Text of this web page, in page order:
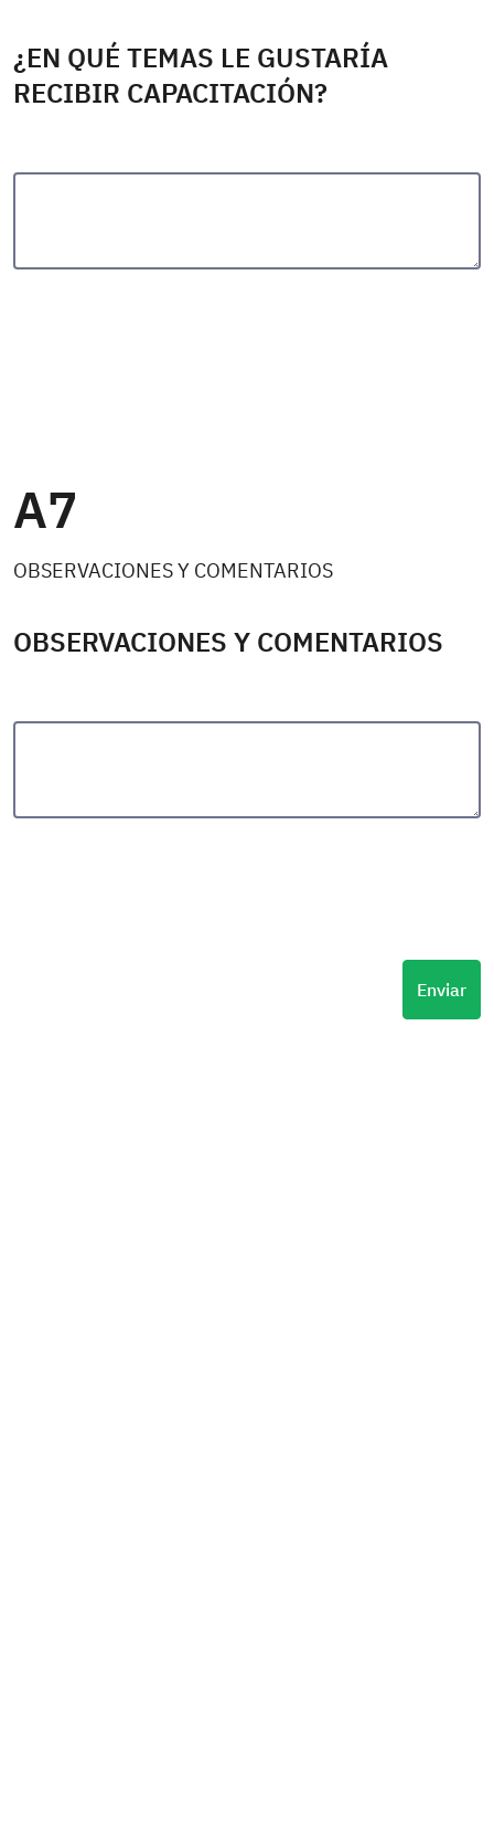
¿EN QUÉ TEMAS LE GUSTARÍA
RECIBIR CAPACITACIÓN?
A7
OBSERVACIONES Y COMENTARIOS
OBSERVACIONES Y COMENTARIOS
Enviar